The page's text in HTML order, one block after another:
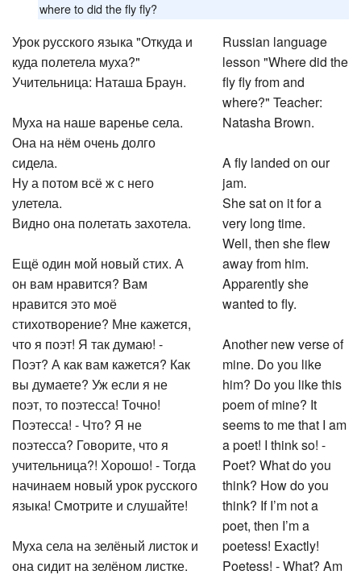
where to did the fly fly?
Урок русского языка "Откуда и
куда полетела муха?"
Учительница: Наташа Браун.
Муха на наше варенье села.
Она на нём очень долго
сидела.
Ну а потом всё ж с него
улетела.
Видно она полетать захотела.
Ещё один мой новый стих. А
он вам нравится? Вам
нравится это моё
стихотворение? Мне кажется,
что я поэт! Я так думаю! -
Поэт? А как вам кажется? Как
вы думаете? Уж если я не
поэт, то поэтесса! Точно!
Поэтесса! - Что? Я не
поэтесса? Говорите, что я
учительница?! Хорошо! - Тогда
начинаем новый урок русского
языка! Смотрите и слушайте!
Муха села на зелёный листок и
она сидит на зелёном листке.
Russian language
lesson "Where did the
fly fly from and
where?" Teacher:
Natasha Brown.
A fly landed on our
jam.
She sat on it for a
very long time.
Well, then she flew
away from him.
Apparently she
wanted to fly.
Another new verse of
mine. Do you like
him? Do you like this
poem of mine? It
seems to me that I am
a poet! I think so! -
Poet? What do you
think? How do you
think? If I’m not a
poet, then I’m a
poetess! Exactly!
Poetess! - What? Am